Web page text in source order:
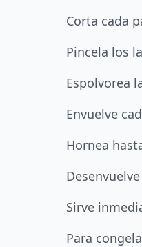
Corta cada
Pincela los
Espolvorea
Envuelve
Hornea
Sirve
Para